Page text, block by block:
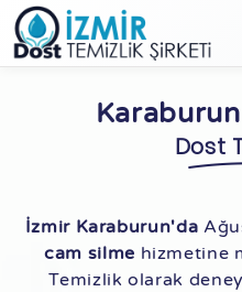
Dost
İzmir Karaburun'da
cam silme hizmetine
Temizlik olarak